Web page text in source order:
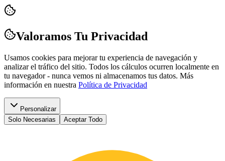
Valoramos Tu Privacidad
Usamos cookies para mejorar tu experiencia de navegación y
analizar el tráfico del sitio. Todos los cálculos ocurren localmente en
tu navegador - nunca vemos ni almacenamos tus datos. Más
información en nuestra Política de Privacidad
Personalizar
Solo Necesarias
Aceptar Todo